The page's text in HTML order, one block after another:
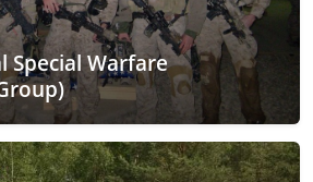
Special Warfare